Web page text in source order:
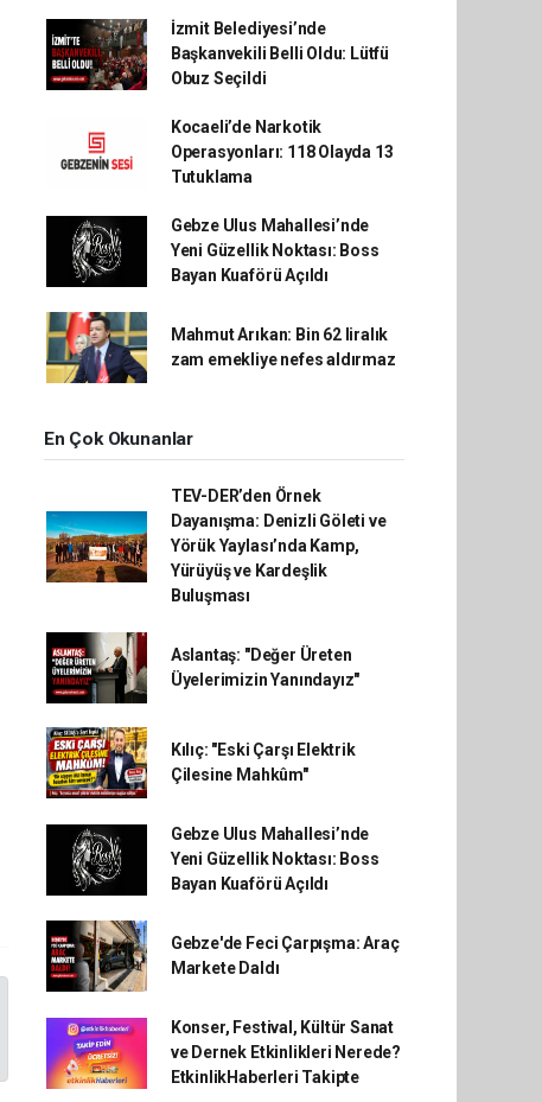
İzmit Belediyesi’nde
Başkanvekili Belli Oldu: Lütfü
Obuz Seçildi
Kocaeli’de Narkotik
Operasyonları: 118 Olayda 13
Tutuklama
Gebze Ulus Mahallesi’nde
Yeni Güzellik Noktası: Boss
Bayan Kuaförü Açıldı
Mahmut Arıkan: Bin 62 liralık
zam emekliye nefes aldırmaz
En Çok Okunanlar
TEV-DER’den Örnek
Dayanışma: Denizli Göleti ve
Yörük Yaylası’nda Kamp,
Yürüyüş ve Kardeşlik
Buluşması
Aslantaş: "Değer Üreten
Üyelerimizin Yanındayız"
Kılıç: "Eski Çarşı Elektrik
Çilesine Mahkûm"
Gebze Ulus Mahallesi’nde
Yeni Güzellik Noktası: Boss
Bayan Kuaförü Açıldı
Gebze'de Feci Çarpışma: Araç
Markete Daldı
Konser, Festival, Kültür Sanat
ve Dernek Etkinlikleri Nerede?
EtkinlikHaberleri Takipte